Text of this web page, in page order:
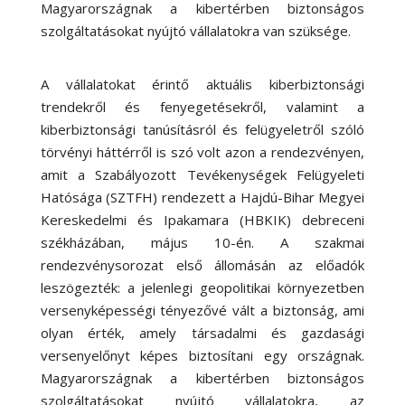
Magyarországnak a kibertérben biztonságos
szolgáltatásokat nyújtó vállalatokra van szüksége.
A vállalatokat érintő aktuális kiberbiztonsági
trendekről és fenyegetésekről, valamint a
kiberbiztonsági tanúsításról és felügyeletről szóló
törvényi háttérről is szó volt azon a rendezvényen,
amit a Szabályozott Tevékenységek Felügyeleti
Hatósága (SZTFH) rendezett a Hajdú-Bihar Megyei
Kereskedelmi és Ipakamara (HBKIK) debreceni
székházában, május 10-én. A szakmai
rendezvénysorozat első állomásán az előadók
leszögezték: a jelenlegi geopolitikai környezetben
versenyképességi tényezővé vált a biztonság, ami
olyan érték, amely társadalmi és gazdasági
versenyelőnyt képes biztosítani egy országnak.
Magyarországnak a kibertérben biztonságos
szolgáltatásokat nyújtó vállalatokra, az